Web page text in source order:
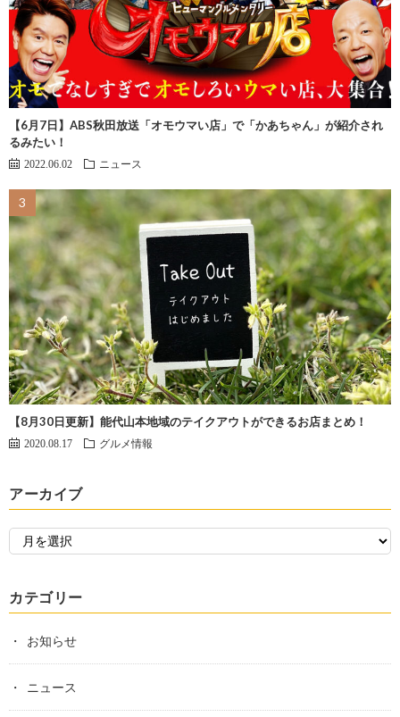
【6月7日】ABS秋田放送「オモウマい店」で「かあちゃん」が紹介され
るみたい！
2022.06.02 ニュース
【8月30日更新】能代山本地域のテイクアウトができるお店まとめ！
2020.08.17 グルメ情報
アーカイブ
カテゴリー
お知らせ
ニュース